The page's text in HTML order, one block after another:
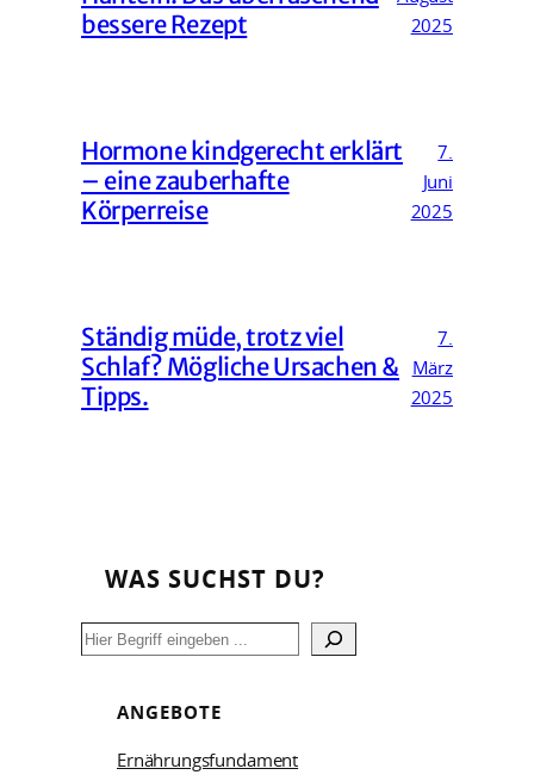
bessere Rezept
2025
Hormone kindgerecht erklärt
– eine zauberhafte
Körperreise
7.
Juni
2025
Ständig müde, trotz viel
Schlaf? Mögliche Ursachen &
Tipps.
7.
März
2025
WAS SUCHST DU?
Search
ANGEBOTE
Ernährungsfundament